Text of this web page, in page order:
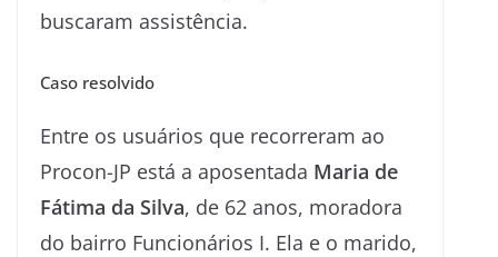
buscaram assistência.
Caso resolvido
Entre os usuários que recorreram ao
Procon-JP está a aposentada Maria de
Fátima da Silva, de 62 anos, moradora
do bairro Funcionários I. Ela e o marido,